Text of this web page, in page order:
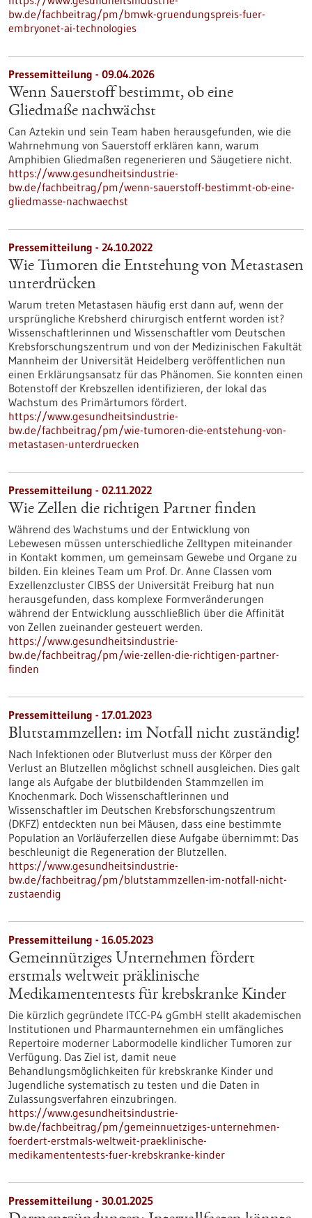
bw.de/fachbeitrag/pm/bmwk-gruendungspreis-fuer-
embryonet-ai-technologies
Pressemitteilung - 09.04.2026
Wenn Sauerstoff bestimmt, ob eine
Gliedmaße nachwächst
Can Aztekin und sein Team haben herausgefunden, wie die
Wahrnehmung von Sauerstoff erklären kann, warum
Amphibien Gliedmaßen regenerieren und Säugetiere nicht.
https://www.gesundheitsindustrie-
bw.de/fachbeitrag/pm/wenn-sauerstoff-bestimmt-ob-eine-
gliedmasse-nachwaechst
Pressemitteilung - 24.10.2022
Wie Tumoren die Entstehung von Metastasen
unterdrücken
Warum treten Metastasen häufig erst dann auf, wenn der
ursprüngliche Krebsherd chirurgisch entfernt worden ist?
Wissenschaftlerinnen und Wissenschaftler vom Deutschen
Krebsforschungszentrum und von der Medizinischen Fakultät
Mannheim der Universität Heidelberg veröffentlichen nun
einen Erklärungsansatz für das Phänomen. Sie konnten einen
Botenstoff der Krebszellen identifizieren, der lokal das
Wachstum des Primärtumors fördert.
https://www.gesundheitsindustrie-
bw.de/fachbeitrag/pm/wie-tumoren-die-entstehung-von-
metastasen-unterdruecken
Pressemitteilung - 02.11.2022
Wie Zellen die richtigen Partner finden
Während des Wachstums und der Entwicklung von
Lebewesen müssen unterschiedliche Zelltypen miteinander
in Kontakt kommen, um gemeinsam Gewebe und Organe zu
bilden. Ein kleines Team um Prof. Dr. Anne Classen vom
Exzellenzcluster CIBSS der Universität Freiburg hat nun
herausgefunden, dass komplexe Formveränderungen
während der Entwicklung ausschließlich über die Affinität
von Zellen zueinander gesteuert werden.
https://www.gesundheitsindustrie-
bw.de/fachbeitrag/pm/wie-zellen-die-richtigen-partner-
finden
Pressemitteilung - 17.01.2023
Blutstammzellen: im Notfall nicht zuständig!
Nach Infektionen oder Blutverlust muss der Körper den
Verlust an Blutzellen möglichst schnell ausgleichen. Dies galt
lange als Aufgabe der blutbildenden Stammzellen im
Knochenmark. Doch Wissenschaftlerinnen und
Wissenschaftler im Deutschen Krebsforschungszentrum
(DKFZ) entdeckten nun bei Mäusen, dass eine bestimmte
Population an Vorläuferzellen diese Aufgabe übernimmt: Das
beschleunigt die Regeneration der Blutzellen.
https://www.gesundheitsindustrie-
bw.de/fachbeitrag/pm/blutstammzellen-im-notfall-nicht-
zustaendig
Pressemitteilung - 16.05.2023
Gemeinnütziges Unternehmen fördert
erstmals weltweit präklinische
Medikamententests für krebskranke Kinder
Die kürzlich gegründete ITCC-P4 gGmbH stellt akademischen
Institutionen und Pharmaunternehmen ein umfängliches
Repertoire moderner Labormodelle kindlicher Tumoren zur
Verfügung. Das Ziel ist, damit neue
Behandlungsmöglichkeiten für krebskranke Kinder und
Jugendliche systematisch zu testen und die Daten in
Zulassungsverfahren einzubringen.
https://www.gesundheitsindustrie-
bw.de/fachbeitrag/pm/gemeinnuetziges-unternehmen-
foerdert-erstmals-weltweit-praeklinische-
medikamententests-fuer-krebskranke-kinder
Pressemitteilung - 30.01.2025